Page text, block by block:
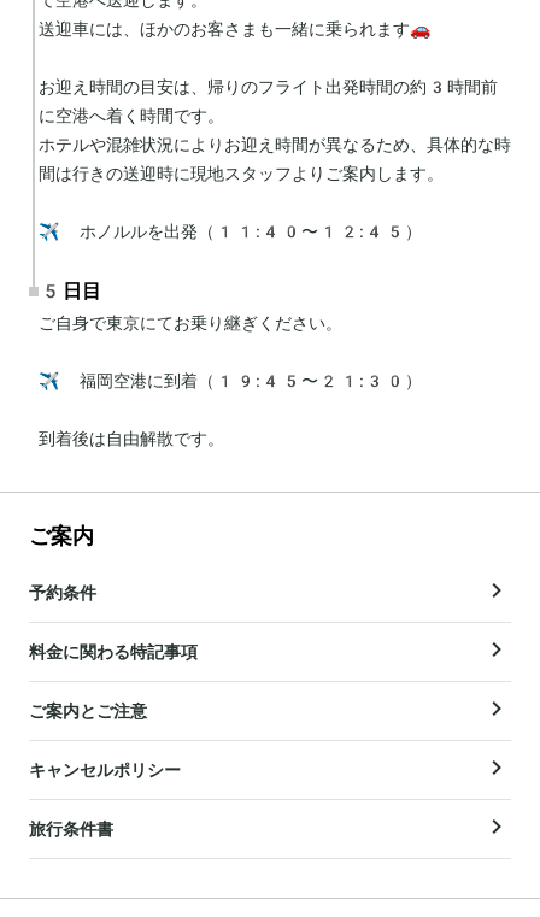
送迎車には、ほかのお客さまも一緒に乗られます🚗
お迎え時間の目安は、帰りのフライト出発時間の約3時間前
に空港へ着く時間です。
ホテルや混雑状況によりお迎え時間が異なるため、具体的な時
間は行きの送迎時に現地スタッフよりご案内します。
✈️ ホノルルを出発（11:40〜12:45）
5日目
ご自身で東京にてお乗り継ぎください。
✈️ 福岡空港に到着（19:45〜21:30）
到着後は自由解散です。
ご案内
予約条件
料金に関わる特記事項
ご案内とご注意
キャンセルポリシー
旅行条件書